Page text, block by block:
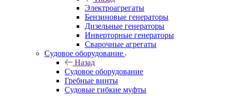
Электроагрегаты
Бензиновые генераторы
Дизельные генераторы
Инверторные генераторы
Сварочные агрегаты
Судовое оборудование
Назад
Судовое оборудование
Гребные винты
Судовые гибкие муфты